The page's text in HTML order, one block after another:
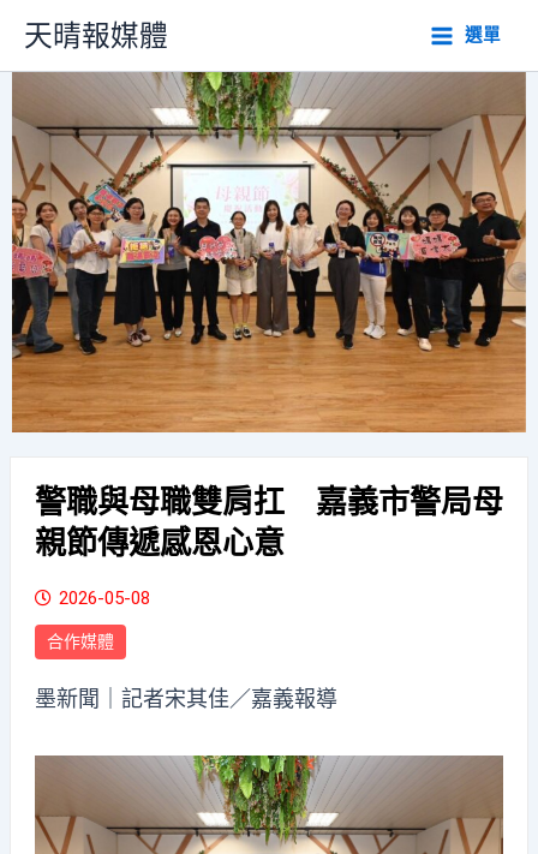
主
容
天晴報媒體 選單
警職與母職雙肩扛 嘉義市警局母
親節傳遞感恩心意
2026-05-08
合作媒體
墨新聞 ｜記者宋其佳／嘉義報導